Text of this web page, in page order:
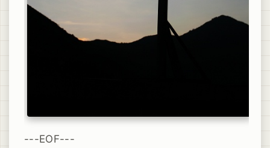
---EOF---